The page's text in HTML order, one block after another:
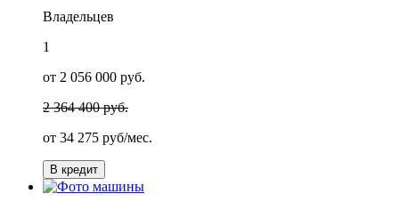
Владельцев
1
от 2 056 000 руб.
2 364 400 руб.
от 34 275 руб/мес.
В кредит